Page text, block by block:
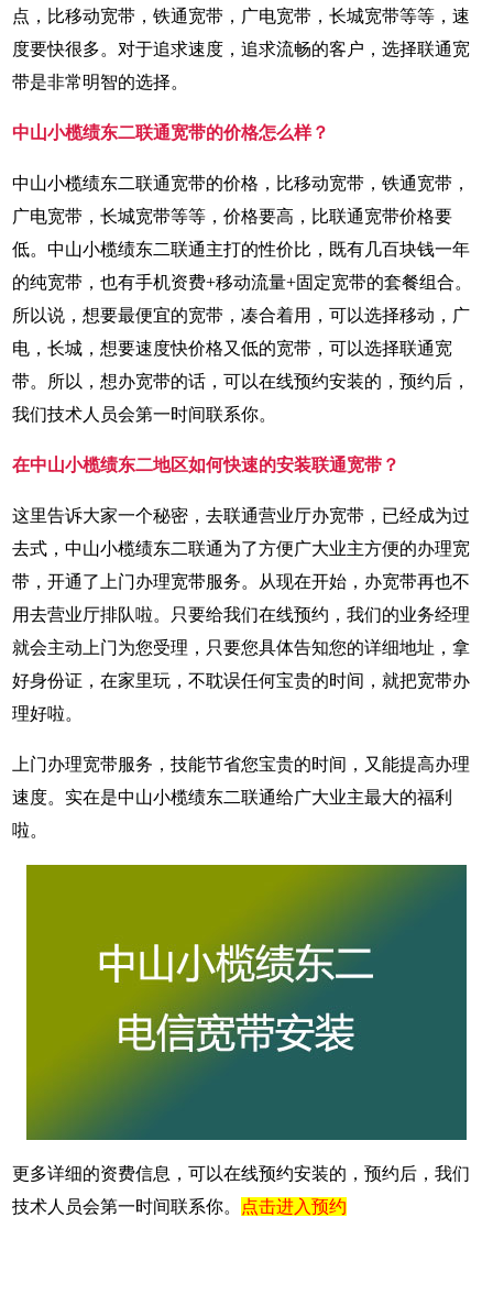
点，比移动宽带，铁通宽带，广电宽带，长城宽带等等，速
度要快很多。对于追求速度，追求流畅的客户，选择联通宽
带是非常明智的选择。
中山小榄绩东二联通宽带的价格怎么样？
中山小榄绩东二联通宽带的价格，比移动宽带，铁通宽带，
广电宽带，长城宽带等等，价格要高，比联通宽带价格要
低。中山小榄绩东二联通主打的性价比，既有几百块钱一年
的纯宽带，也有手机资费+移动流量+固定宽带的套餐组合。
所以说，想要最便宜的宽带，凑合着用，可以选择移动，广
电，长城，想要速度快价格又低的宽带，可以选择联通宽
带。所以，想办宽带的话，可以在线预约安装的，预约后，
我们技术人员会第一时间联系你。
在中山小榄绩东二地区如何快速的安装联通宽带？
这里告诉大家一个秘密，去联通营业厅办宽带，已经成为过
去式，中山小榄绩东二联通为了方便广大业主方便的办理宽
带，开通了上门办理宽带服务。从现在开始，办宽带再也不
用去营业厅排队啦。只要给我们在线预约，我们的业务经理
就会主动上门为您受理，只要您具体告知您的详细地址，拿
好身份证，在家里玩，不耽误任何宝贵的时间，就把宽带办
理好啦。
上门办理宽带服务，技能节省您宝贵的时间，又能提高办理
速度。实在是中山小榄绩东二联通给广大业主最大的福利
啦。
更多详细的资费信息，可以在线预约安装的，预约后，我们
技术人员会第一时间联系你。
点击进入预约